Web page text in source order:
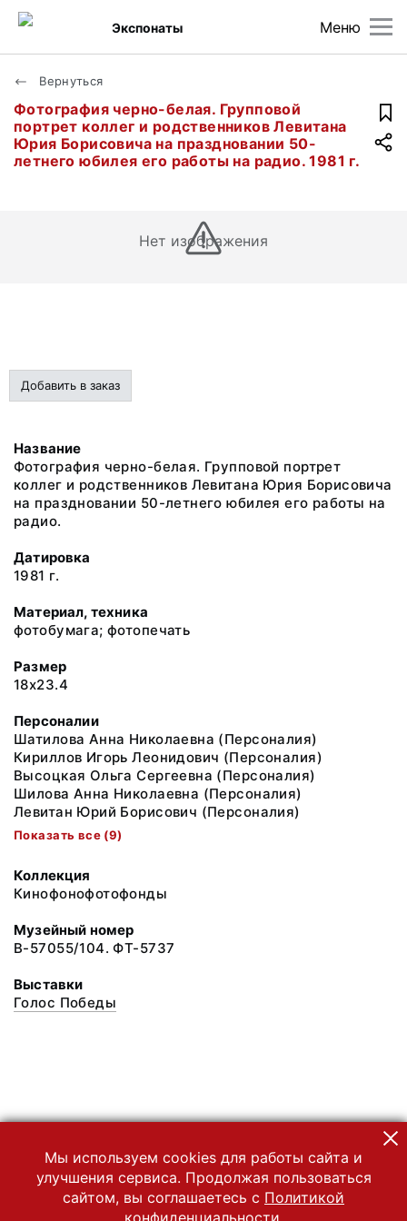
Меню
Экспонаты
Вернуться
Фотография черно-белая. Групповой
портрет коллег и родственников Левитана
Юрия Борисовича на праздновании 50-
летнего юбилея его работы на радио. 1981 г.
Нет изображения
Добавить в заказ
Название
Фотография черно-белая. Групповой портрет
коллег и родственников Левитана Юрия Борисовича
на праздновании 50-летнего юбилея его работы на
радио.
Датировка
1981 г.
Материал, техника
фотобумага; фотопечать
Размер
18x23.4
Персоналии
Шатилова Анна Николаевна (Персоналия)
Кириллов Игорь Леонидович (Персоналия)
Высоцкая Ольга Сергеевна (Персоналия)
Шилова Анна Николаевна (Персоналия)
Левитан Юрий Борисович (Персоналия)
Показать все (9)
Коллекция
Кинофонофотофонды
Музейный номер
В-57055/104. ФТ-5737
Выставки
Голос Победы
Мы используем cookies для работы сайта и
улучшения сервиса. Продолжая пользоваться
сайтом, вы соглашаетесь с Политикой
конфиденциальности.